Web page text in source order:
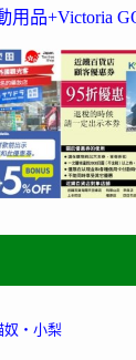
用品+Victoria
奴‧小梨